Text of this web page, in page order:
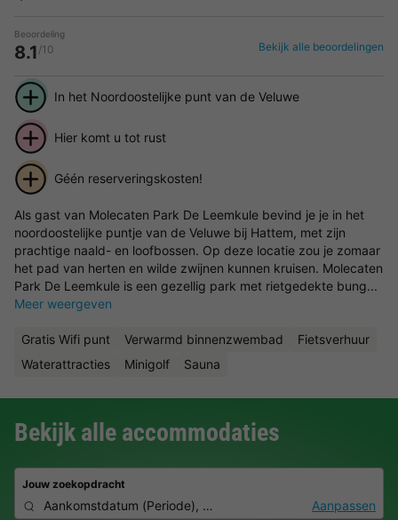
Beoordeling
8.1 /10 Bekijk alle beoordelingen
In het Noordoostelijke punt van de Veluwe
Hier komt u tot rust
Géén reserveringskosten!
Als gast van Molecaten Park De Leemkule bevind je je in het
noordoostelijke puntje van de Veluwe bij Hattem, met zijn
prachtige naald- en loofbossen. Op deze locatie zou je zomaar
het pad van herten en wilde zwijnen kunnen kruisen. Molecaten
Park De Leemkule is een gezellig park met rietgedekte bung...
Meer weergeven
Gratis Wifi punt Verwarmd binnenzwembad
Fietsverhuur
Waterattracties
Minigolf Sauna
Bekijk alle accommodaties
Jouw zoekopdracht
Aankomstdatum (Periode), 2 personen, 0 huisdierAanpassen